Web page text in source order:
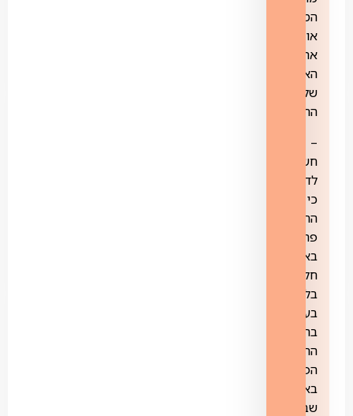
המכירות
או
אתר
האינטרנט
של
החברה
–
חשוב
לדעת
כי
התשתית
פרוסה
באופן
חלקי
בלבד
בערים
בהן
התבצעה
הפריסה:
באר
שבע,